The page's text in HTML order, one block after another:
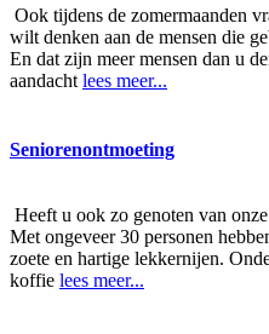
Ook tijdens de zomermaanden
wilt denken aan de mensen die
En dat zijn meer mensen dan u
aandacht lees meer...
Seniorenontmoeting
Heeft u ook zo genoten van
Met ongeveer 30 personen
zoete en hartige lekkernijen.
koffie lees meer...